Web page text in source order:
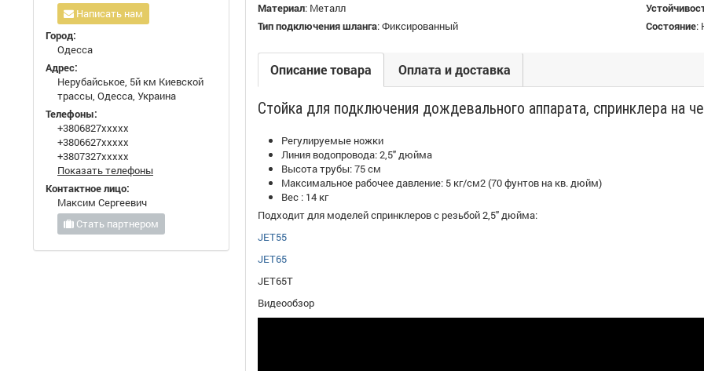
Материал: Металл
Тип подключения шланга:Фиксированный Состояние:
Описание товара Оплата и доставка
Стойка для подключения дождевального аппарата, спринклера на
Регулируемые ножки
Линия водопровода: 2,5" дюйма
Высота трубы: 75 см
Максимальное рабочее давление: 5 кг/см2 (70 фунтов на кв. дюйм)
Вес : 14 кг
Подходит для моделей спринклеров с резьбой 2,5" дюйма:
JET55
JET65
JET65T
Видеообзор
Написать нам
Город:
Одесса
Адрес:
Нерубайськое, 5й км Киевской
трассы, Одесса, Украина
Телефоны:
+3806827xxxxx
+3806627xxxxx
+3807327xxxxx
Показать телефоны
Контактное лицо:
Максим Сергеевич
Стать партнером